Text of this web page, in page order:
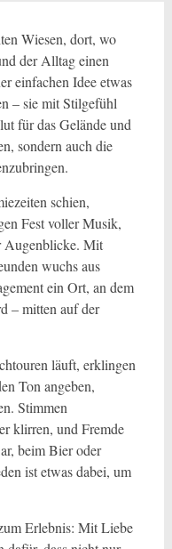
Wiesen, dort, wo
der Alltag einen
einfachen Idee etwas
– sie mit Stilgefühl
für das Gelände und
sondern auch die
schien,
Fest voller Musik,
Augenblicke. Mit
wuchs aus
ein Ort, an dem
– mitten auf der
läuft, erklingen
Ton angeben,
Stimmen
klirren, und Fremde
beim Bier oder
ist etwas dabei, um
Erlebnis: Mit Liebe